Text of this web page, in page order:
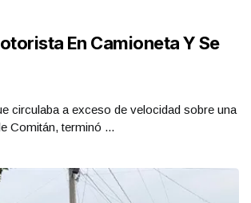
En Camioneta Y Se
circulaba a exceso de velocidad sobre una
Comitán, terminó ...